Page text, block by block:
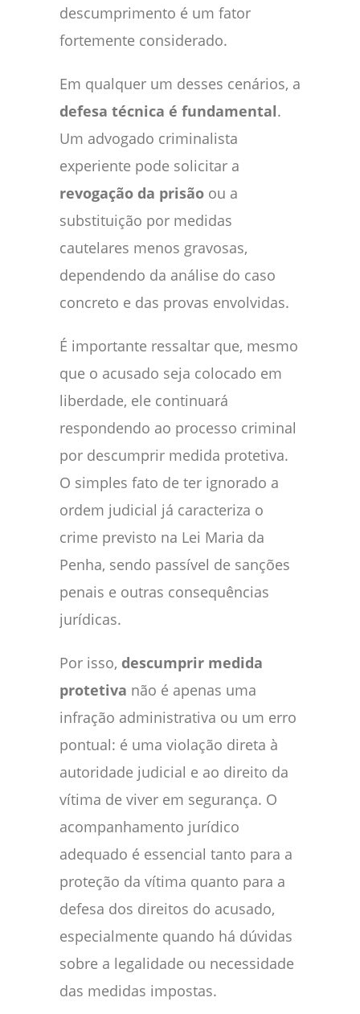
descumprimento é um fator
fortemente considerado.
Em qualquer um desses cenários, a
defesa técnica é fundamental.
Um advogado criminalista
experiente pode solicitar a
revogação da prisão ou a
substituição por medidas
cautelares menos gravosas,
dependendo da análise do caso
concreto e das provas envolvidas.
É importante ressaltar que, mesmo
que o acusado seja colocado em
liberdade, ele continuará
respondendo ao processo criminal
por descumprir medida protetiva.
O simples fato de ter ignorado a
ordem judicial já caracteriza o
crime previsto na Lei Maria da
Penha, sendo passível de sanções
penais e outras consequências
jurídicas.
Por isso, descumprir medida
protetiva não é apenas uma
infração administrativa ou um erro
pontual: é uma violação direta à
autoridade judicial e ao direito da
vítima de viver em segurança. O
acompanhamento jurídico
adequado é essencial tanto para a
proteção da vítima quanto para a
defesa dos direitos do acusado,
especialmente quando há dúvidas
sobre a legalidade ou necessidade
das medidas impostas.